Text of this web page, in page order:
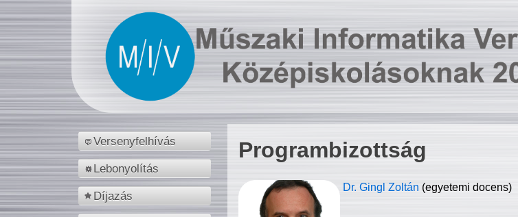
Versenyfelhívás
Lebonyolítás
Díjazás
Programbizottság
Dr. Gingl Zoltán (egyetemi docens)